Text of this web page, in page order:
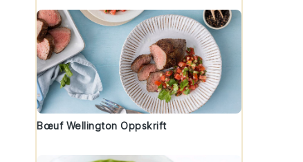
Bœuf Wellington Oppskrift